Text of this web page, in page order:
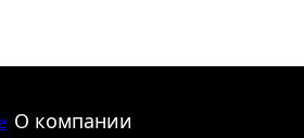
О компании